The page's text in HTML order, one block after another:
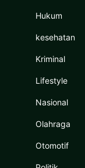
Hukum
kesehatan
Kriminal
Lifestyle
Nasional
Olahraga
Otomotif